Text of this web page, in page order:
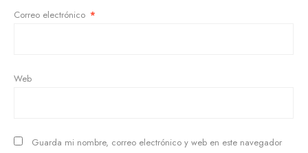
Correo electrónico *
Web
Guarda mi nombre, correo electrónico y web en este navegador